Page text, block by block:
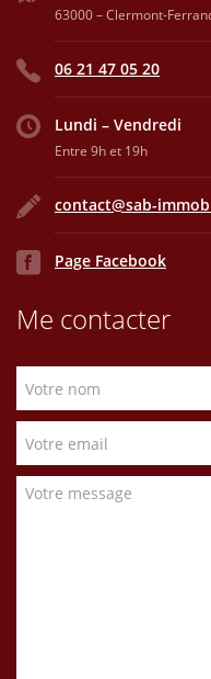
63000 – Clermont-
06 21 47 05 20
Lundi – Vendredi
Entre 9h et 19h
contact@sab-
Page Facebook
Me contacter